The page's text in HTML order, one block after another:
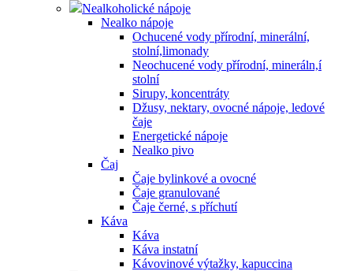
Nealkoholické nápoje
Nealko nápoje
Ochucené vody přírodní, minerální,
stolní,limonady
Neochucené vody přírodní, mineráln,í
stolní
Sirupy, koncentráty
Džusy, nektary, ovocné nápoje, ledové
čaje
Energetické nápoje
Nealko pivo
Čaj
Čaje bylinkové a ovocné
Čaje granulované
Čaje černé, s příchutí
Káva
Káva
Káva instatní
Kávovinové výtažky, kapuccina